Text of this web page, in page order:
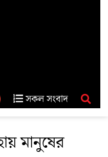
সকল সংবাদ
মানুষের